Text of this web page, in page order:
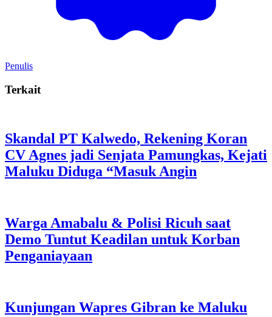
Penulis
Terkait
Skandal PT Kalwedo, Rekening Koran
CV Agnes jadi Senjata Pamungkas, Kejati
Maluku Diduga “Masuk Angin
Warga Amabalu & Polisi Ricuh saat
Demo Tuntut Keadilan untuk Korban
Penganiayaan
Kunjungan Wapres Gibran ke Maluku